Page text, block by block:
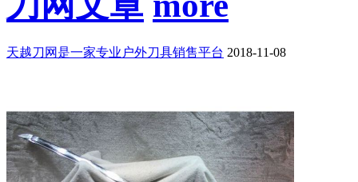
天越刀网是一家专业户外刀具销售平台 2018-11-08